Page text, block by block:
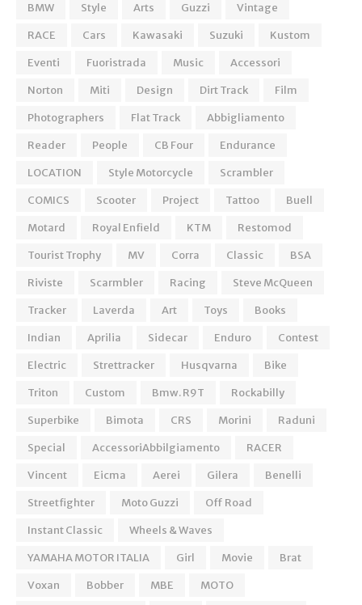
BMW
Style Arts Guzzi
Vintage
RACE
Cars Kawasaki Suzuki
Kustom
Eventi
Fuoristrada Music
Accessori
Norton
Miti Design Dirt Track
Film
Photographers
Flat Track
Abbigliamento
Reader
People CB Four
Endurance
LOCATION
Style Motorcycle
Scrambler
COMICS
Scooter Project Tattoo
Buell
Motard
Royal Enfield KTM
Restomod
Tourist Trophy
MV Corra Classic
BSA
Riviste
Scarmbler Racing
Steve McQueen
Tracker
Laverda Art Toys
Books
Indian
Aprilia Sidecar Enduro
Contest
Electric
Strettracker Husqvarna
Bike
Triton
Custom Bmw. R9T
Rockabilly
Superbike
Bimota CRS Morini
Raduni
Special
AccessoriAbbilgiamento
RACER
Vincent
Eicma Aerei Gilera
Benelli
Streetfighter
Moto Guzzi
Off Road
Instant Classic
Wheels & Waves
YAMAHA MOTOR ITALIA
Girl Movie
Brat
Voxan
Bobber MBE
MOTO